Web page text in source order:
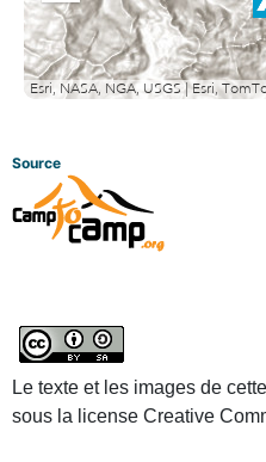
out
Source
Le texte et les images de
sous la license Creative